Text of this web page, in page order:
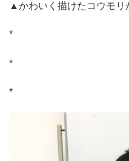
▲かわいく描けたコウモリ
*
*
*